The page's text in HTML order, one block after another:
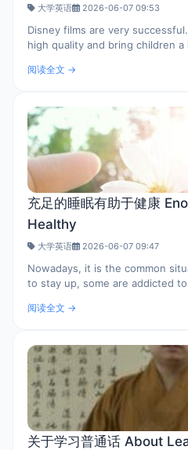
大学英语 2026-06-07 09:53
Disney films are very
high quality and bring children
dreams for children ..
阅读全文 →
充足的睡眠有助于健康
Healthy
大学英语 2026-06-07 09:47
Nowadays, it is the common
to stay up, some are addicted
of sleep not only makes ..
阅读全文 →
关于学习普通话 About